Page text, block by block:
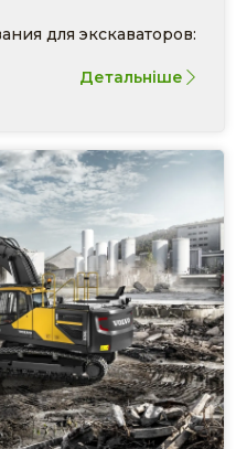
для экскаваторов:
Детальніше